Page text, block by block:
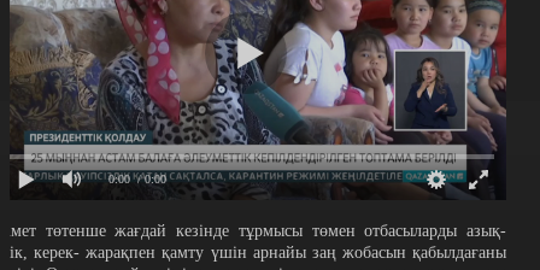
0:00 / 0:00
төтенше жағдай кезінде тұрмысы төмен отбасыларды азық-
керек- жарақпен қамту үшін арнайы заң жобасын қабылдағаны